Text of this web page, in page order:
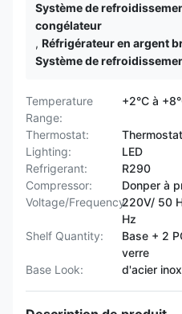
Système de
congélateur
, Réfrigérateur en argent
Système de
Temperature
Range:
+2°C à
Thermostat:
Lighting:
LED
Refrigerant:
R290
Compressor:
Donper à
Voltage/Frequency:220V/ 50
Hz
Shelf Quantity:
Base + 2
verre
Base Look:
d'acier